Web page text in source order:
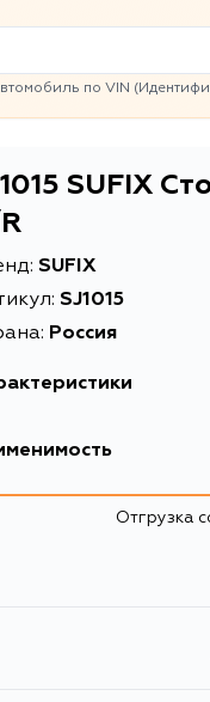
по VIN
SUFIX
SUFIX
SJ1015
Россия
Отгрузка